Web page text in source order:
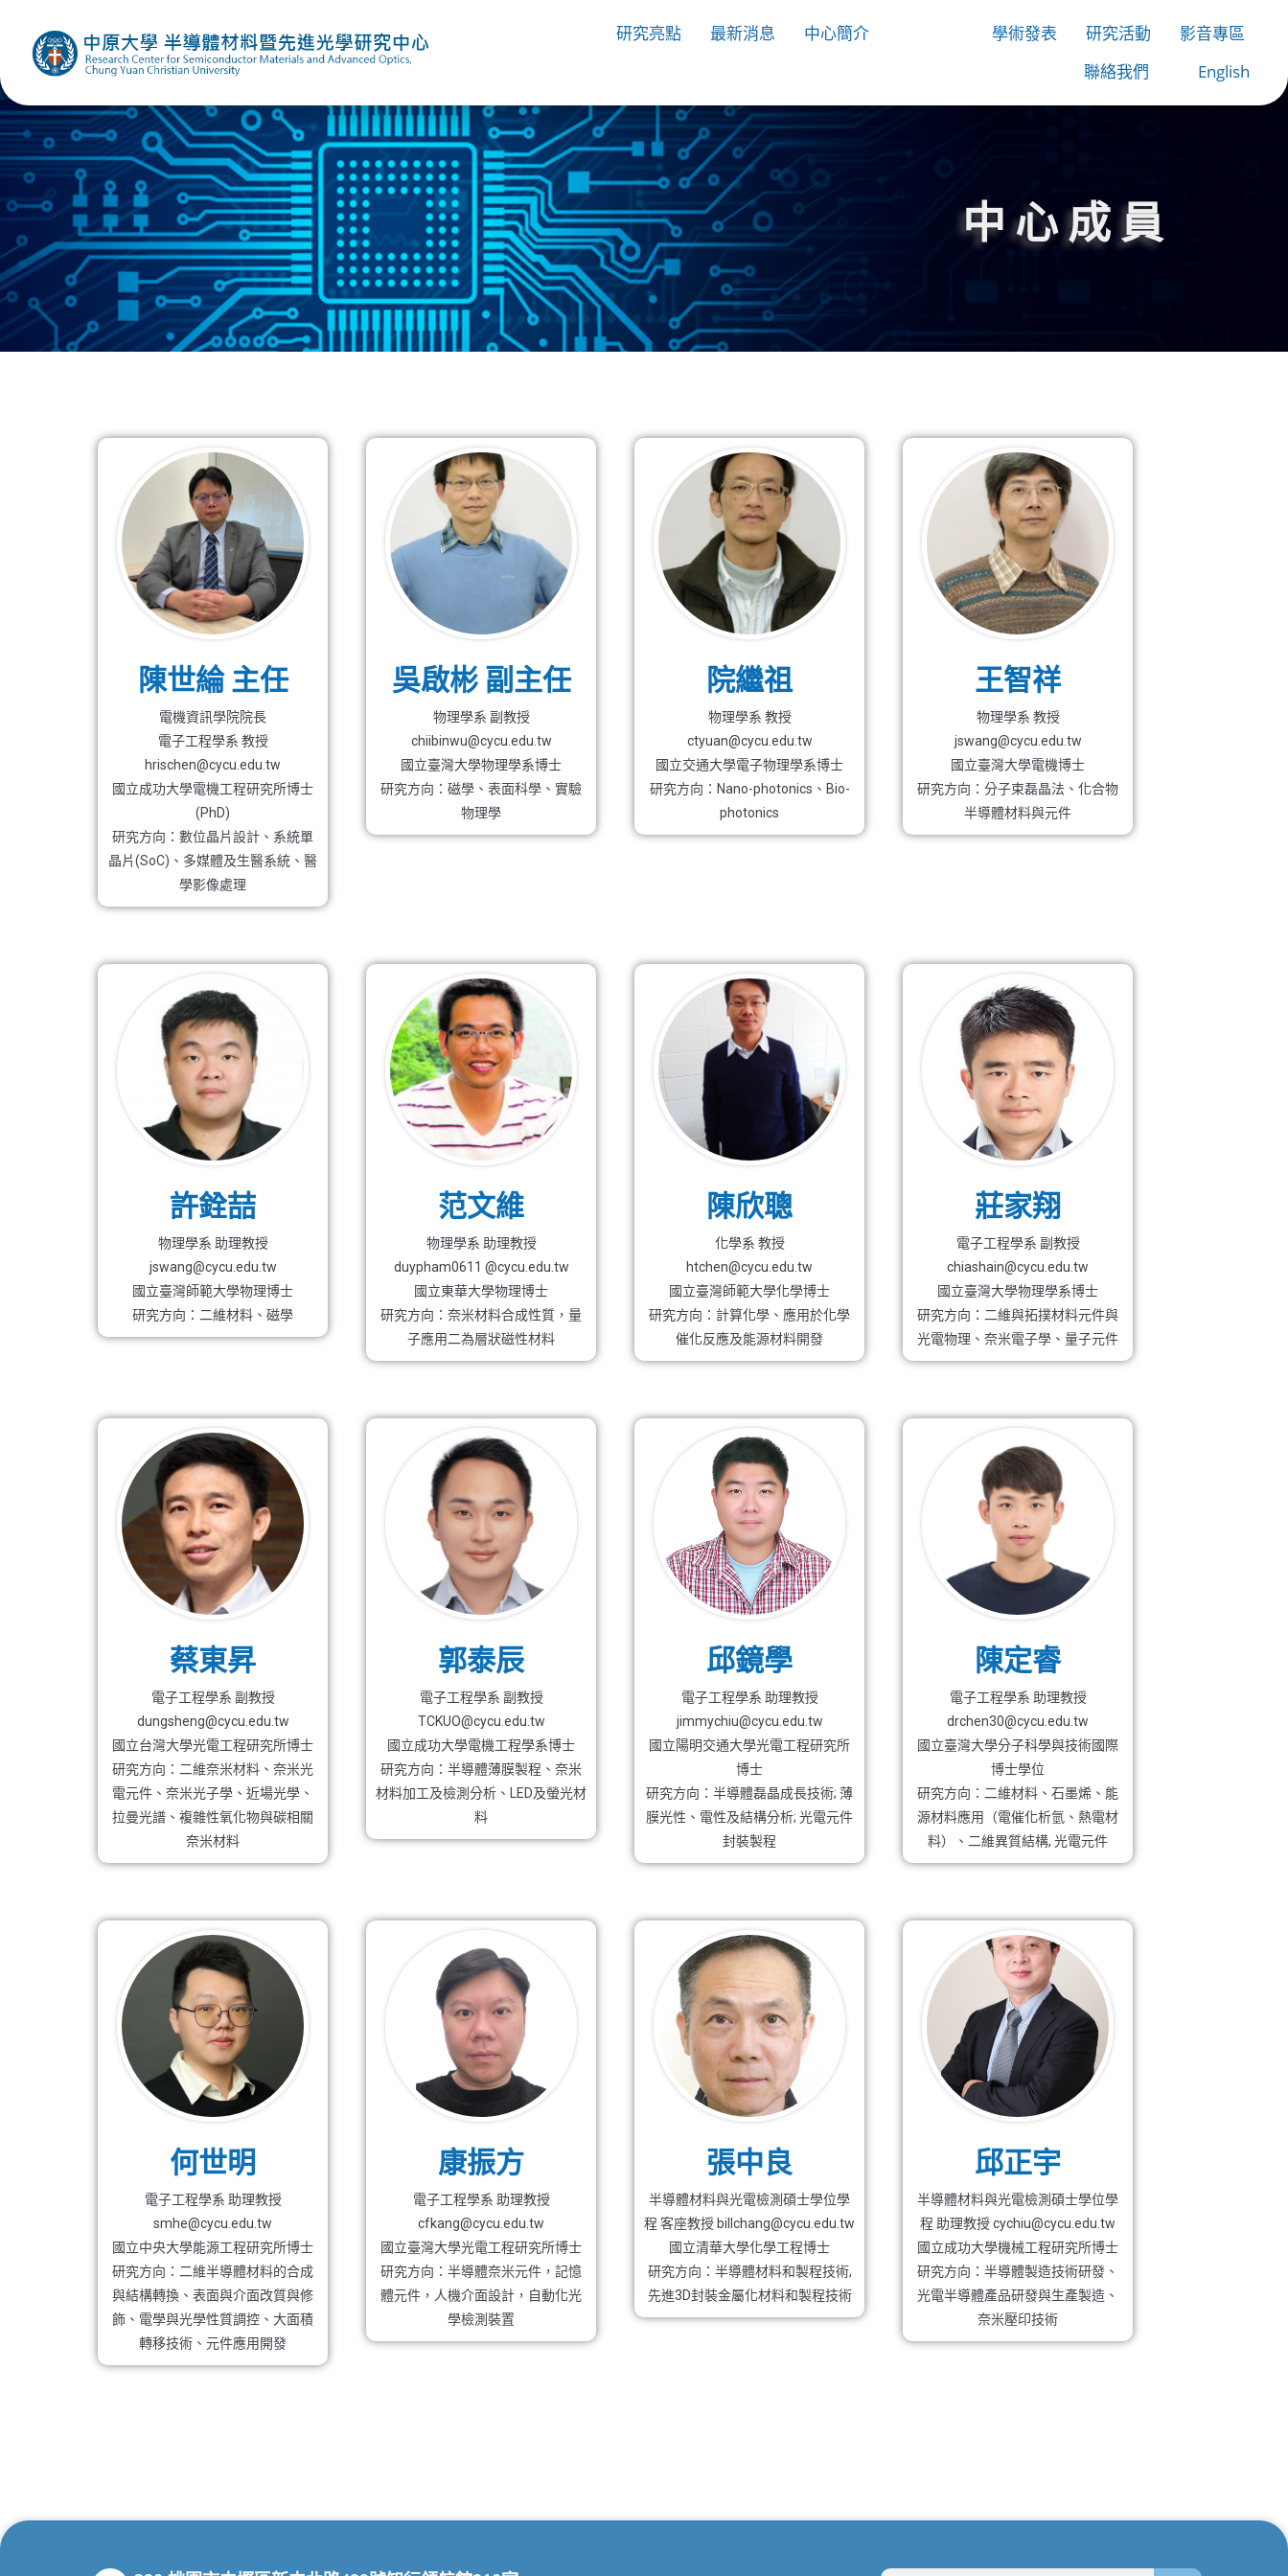
研究亮點 最新消息 中心簡介 學術發表 研究活動
影音專區
聯絡我們
English
中心成員
陳世綸 主任
電機資訊學院院長
電子工程學系 教授
hrischen@cycu.edu.tw
國立成功大學電機工程研究所博士
(PhD)
研究方向：數位晶片設計、系統單
晶片(SoC)、多媒體及生醫系統、醫
學影像處理
吳啟彬 副主任
物理學系 副教授
chiibinwu@cycu.edu.tw
國立臺灣大學物理學系博士
研究方向：磁學、表面科學、實驗
物理學
院繼祖
物理學系 教授
ctyuan@cycu.edu.tw
國立交通大學電子物理學系博士
研究方向：Nano-photonics、Bio-
photonics
王智祥
物理學系 教授
jswang@cycu.edu.tw
國立臺灣大學電機博士
研究方向：分子束磊晶法、化合物
半導體材料與元件
許銓喆
物理學系 助理教授
jswang@cycu.edu.tw
國立臺灣師範大學物理博士
研究方向：二維材料、磁學
范文維
物理學系 助理教授
duypham0611 @cycu.edu.tw
國立東華大學物理博士
研究方向：奈米材料合成性質，量
子應用二為層狀磁性材料
陳欣聰
化學系 教授
htchen@cycu.edu.tw
國立臺灣師範大學化學博士
研究方向：計算化學、應用於化學
催化反應及能源材料開發
莊家翔
電子工程學系 副教授
chiashain@cycu.edu.tw
國立臺灣大學物理學系博士
研究方向：二維與拓撲材料元件與
光電物理、奈米電子學、量子元件
蔡東昇
電子工程學系 副教授
dungsheng@cycu.edu.tw
國立台灣大學光電工程研究所博士
研究方向：二維奈米材料、奈米光
電元件、奈米光子學、近場光學、
拉曼光譜、複雜性氧化物與碳相關
奈米材料
郭泰辰
電子工程學系 副教授
TCKUO@cycu.edu.tw
國立成功大學電機工程學系博士
研究方向：半導體薄膜製程、奈米
材料加工及檢測分析、LED及螢光材
料
邱鏡學
電子工程學系 助理教授
jimmychiu@cycu.edu.tw
國立陽明交通大學光電工程研究所
博士
研究方向：半導體磊晶成長技術; 薄
膜光性、電性及結構分析; 光電元件
封裝製程
陳定睿
電子工程學系 助理教授
drchen30@cycu.edu.tw
國立臺灣大學分子科學與技術國際
博士學位
研究方向：二維材料、石墨烯、能
源材料應用（電催化析氫、熱電材
料）、二維異質結構, 光電元件
何世明
電子工程學系 助理教授
smhe@cycu.edu.tw
國立中央大學能源工程研究所博士
研究方向：二維半導體材料的合成
與結構轉換、表面與介面改質與修
飾、電學與光學性質調控、大面積
轉移技術、元件應用開發
康振方
電子工程學系 助理教授
cfkang@cycu.edu.tw
國立臺灣大學光電工程研究所博士
研究方向：半導體奈米元件，記憶
體元件，人機介面設計，自動化光
學檢測裝置
張中良
半導體材料與光電檢測碩士學位學
程 客座教授 billchang@cycu.edu.tw
國立清華大學化學工程博士
研究方向：半導體材料和製程技術,
先進3D封裝金屬化材料和製程技術
邱正宇
半導體材料與光電檢測碩士學位學
程 助理教授 cychiu@cycu.edu.tw
國立成功大學機械工程研究所博士
研究方向：半導體製造技術研發、
光電半導體產品研發與生產製造、
奈米壓印技術